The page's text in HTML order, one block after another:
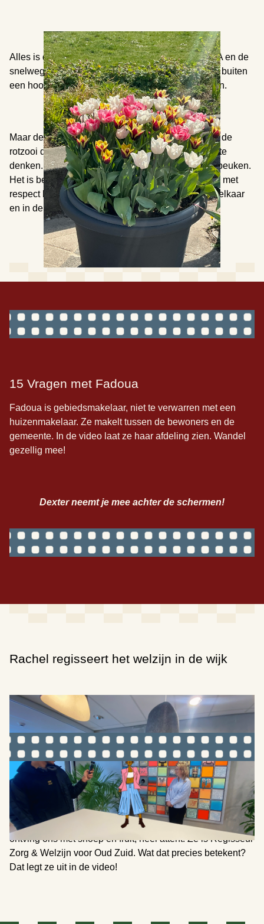
Alles is dichtbij, bijvoorbeeld de supermarkt, HEMA en de
snelweg. Ook als je gezellig even wilt zitten heb je buiten
een hoop bankjes waar je van de zon kunt genieten.
Maar de buurt heeft ook een wat lelijke kant. Dat is de
rotzooi die mensen op de grond gooien zonder na te
denken. Hierdoor ligt er veel afval op straat, zoals peuken.
Het is belangrijk dat we onze eigen buurt netjes en met
respect behandelen, zo krijg je een fijne sfeer met elkaar
en in de buurt.
15 Vragen met Fadoua
Fadoua is gebiedsmakelaar, niet te verwarren met een
huizenmakelaar. Ze makelt tussen de bewoners en de
gemeente. In de video laat ze haar afdeling zien. Wandel
gezellig mee!
Dexter neemt je mee achter de schermen!
Rachel regisseert het welzijn in de wijk
Ons laatste bezoek aan de gemeente was met Rachel. Ze
ontving ons met snoep en fruit, heel attent! Ze is Regisseur
Zorg & Welzijn voor Oud Zuid. Wat dat precies betekent?
Dat legt ze uit in de video!